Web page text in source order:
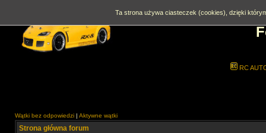
RC
Wątki bez odpowiedzi | Aktywne wątki
Strona główna forum
Ta strona używa ciasteczek (cookies), dzięki